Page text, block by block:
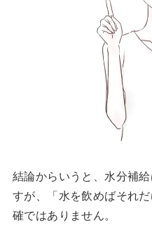
結論からいうと、水分補
すが、「水を飲めばそれ
確ではありません。